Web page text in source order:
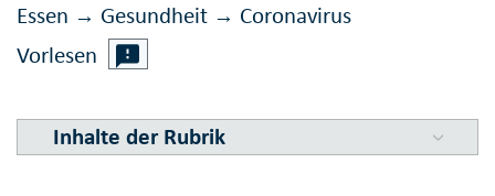
Essen → Gesundheit → Corona­virus
Vorlesen
Inhalte der Rubrik